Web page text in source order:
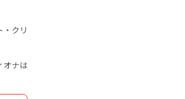
クリ
オナは